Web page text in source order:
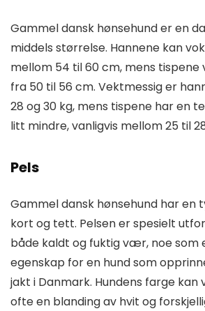
Gammel dansk hønsehund er en
middels størrelse. Hannene kan
mellom 54 til 60 cm, mens tispene
fra 50 til 56 cm. Vektmessig er
28 og 30 kg, mens tispene har en
litt mindre, vanligvis mellom 25 til
Pels
Gammel dansk hønsehund har en
kort og tett. Pelsen er spesielt
både kaldt og fuktig vær, noe som
egenskap for en hund som
jakt i Danmark. Hundens farge kan
ofte en blanding av hvit og